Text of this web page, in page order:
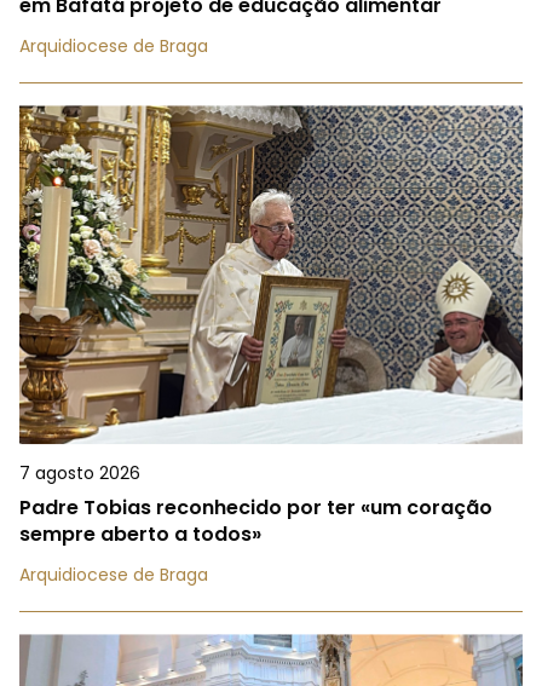
em Bafatá projeto de educação alimentar
Arquidiocese de Braga
7 agosto 2026
Padre Tobias reconhecido por ter «um coração
sempre aberto a todos»
Arquidiocese de Braga